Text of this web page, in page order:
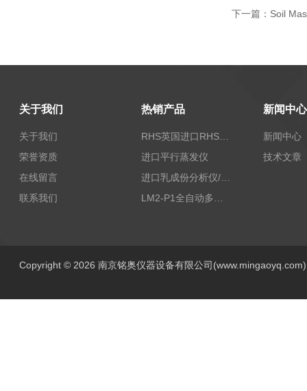
下一篇： Soil
关于我们
关于我们
荣誉资质
在线留言
联系我们
热销产品
RHS英国进口RHS植物标准比色卡
进口平行蒸发仪
进口乳成份分析仪/乳品分析仪
新闻中心
新闻中心
技术文章
Copyright © 2026 南京铭奥仪器设备有限公司